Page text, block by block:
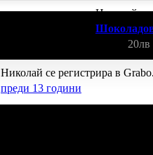
Николай
Шоколадов
20лв
Николай се регистрира в
преди 13 години